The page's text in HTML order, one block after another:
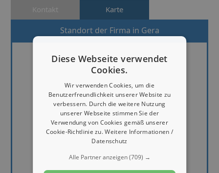
Kontakt Karte
Standort der Firma in Gera
Diese Webseite verwendet
Cookies.
Wir verwenden Cookies, um die
Benutzerfreundlichkeit unserer Website zu
verbessern. Durch die weitere Nutzung
unserer Webseite stimmen Sie der
Verwendung von Cookies gemäß unserer
Cookie-Richtlinie zu.Weitere Informationen /
Datenschutz
Alle Partner anzeigen(709) →